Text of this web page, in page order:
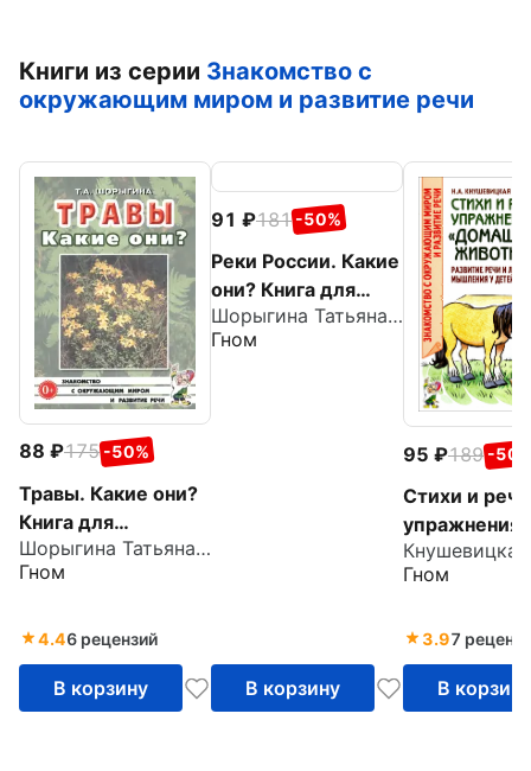
Книги из серии Знакомство с
окружающим миром и развитие речи
88 175 -50%
Травы. Какие они?
Книга для
воспитателей,
гувернеров и
Шорыгина Татьяна Андреевна
Гном
4.46 рецензий
В корзину
91 181 -50%
Реки России. Какие
они? Книга для
воспитателей,
гувернеров и
Шорыгина Татьяна Андреевна
Гном
В корзину
95 189 -
Стихи и
упражнения
теме
животные".
логического
мышления у
Гном
3.97
В корзину